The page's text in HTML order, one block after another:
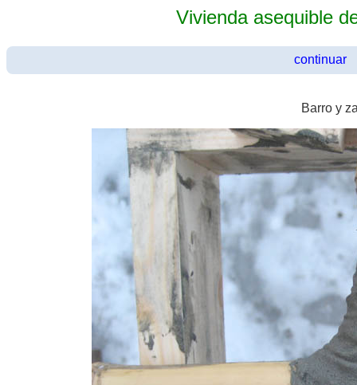
Vivienda asequible
continuar
Barro y